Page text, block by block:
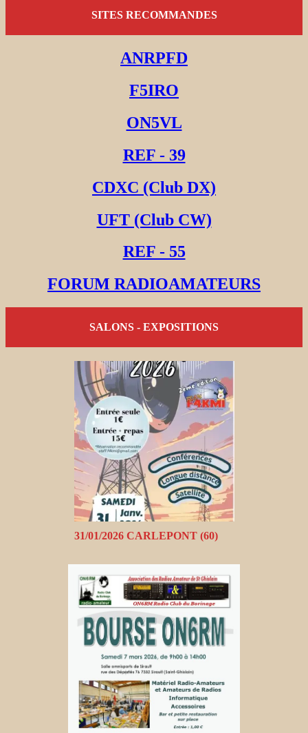
SITES RECOMMANDES
ANRPFD
F5IRO
ON5VL
REF - 39
CDXC (Club DX)
UFT (Club CW)
REF - 55
FORUM RADIOAMATEURS
SALONS - EXPOSITIONS
31/01/2026 CARLEPONT (60)